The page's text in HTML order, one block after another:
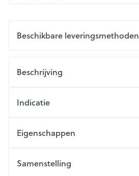
Beschikbare leveringsmethoden
Beschrijving
Indicatie
Eigenschappen
Samenstelling